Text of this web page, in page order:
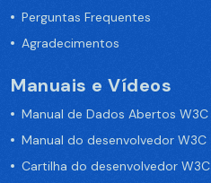
Perguntas Frequentes
Agradecimentos
Manuais e Vídeos
Manual de Dados Abertos W3C
Manual do desenvolvedor W3C
Cartilha do desenvolvedor W3C